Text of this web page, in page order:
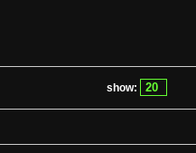
show: